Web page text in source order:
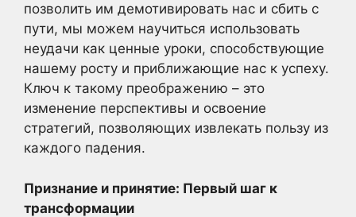
позволить им демотивировать нас и сбить с
пути, мы можем научиться использовать
неудачи как ценные уроки, способствующие
нашему росту и приближающие нас к успеху.
Ключ к такому преображению – это
изменение перспективы и освоение
стратегий, позволяющих извлекать пользу из
каждого падения.
Признание и принятие: Первый шаг к
трансформации